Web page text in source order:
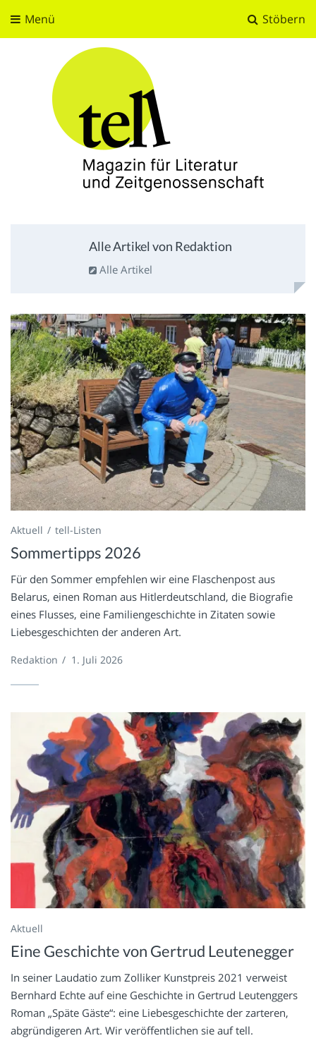
Stöbern
Menü
Alle Artikel von Redaktion
Alle Artikel
Aktuell tell-Listen
Sommertipps 2026
Für den Sommer empfehlen wir eine Flaschenpost aus
Belarus, einen Roman aus Hitlerdeutschland, die Biografie
eines Flusses, eine Familiengeschichte in Zitaten sowie
Liebesgeschichten der anderen Art.
Redaktion / 1. Juli 2026
Aktuell
Eine Geschichte von Gertrud Leutenegger
In seiner Laudatio zum Zolliker Kunstpreis 2021 verweist
Bernhard Echte auf eine Geschichte in Gertrud Leutenggers
Roman „Späte Gäste“: eine Liebesgeschichte der zarteren,
abgründigeren Art. Wir veröffentlichen sie auf tell.